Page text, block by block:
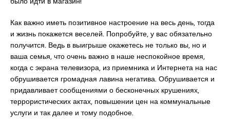
Как важно иметь позитивное настроение на весь день, тогда
и жизнь покажется веселей. Попробуйте, у вас обязательно
получится. Ведь в выигрыше окажетесь не только вы, но и
ваша семья, что очень важно в наше неспокойное время,
когда с экрана телевизора, из приемника и Интернета на нас
обрушивается громадная лавина негатива. Обрушивается и
придавливает сообщениями о бесконечных крушениях,
террористических актах, повышении цен на коммунальные
услуги и так далее и тому подобное.